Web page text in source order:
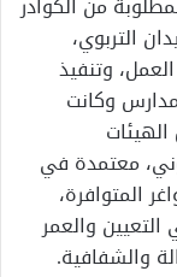
التربوي،
وتنفيذ
وكانت
معتمدة في
المتوافرة،
والعمر
والشفافية.